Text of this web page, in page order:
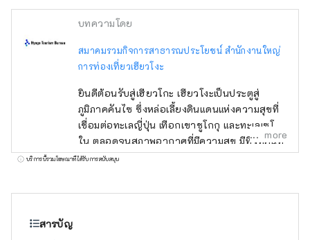
บทความโดย
สมาคมรวมกิจการสาธารณประโยชน์ สำนักงานใหญ่
การท่องเที่ยวเฮียวโงะ
ยินดีต้อนรับสู่เฮียวโกะ เฮียวโงะเป็นประตูสู่
ภูมิภาคคันไซ ซึ่งหล่อเลี้ยงดินแดนแห่งความสุขที่
เชื่อมต่อทะเลญี่ปุ่น เทือกเขาชูโกกุ และทะเลเซโตะ
ใน ตลอดจนสภาพอากาศที่มีความสุข มีทิวทัศน์ที่
งดงามมากมายที่จะดึงดูดสายตาของคุณ เช่น
more
บริการนี้รวมโฆษณาที่ได้รับการสนับสนุน
สารบัญ